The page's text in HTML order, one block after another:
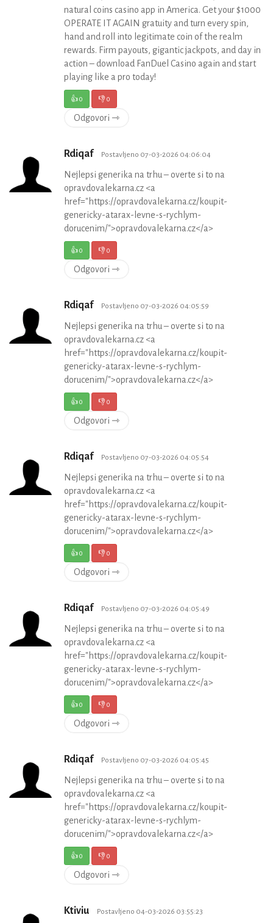
natural coins casino app in America. Get your $1000
OPERATE IT AGAIN gratuity and turn every spin,
hand and roll into legitimate coin of the realm
rewards. Firm payouts, gigantic jackpots, and day in
action – download FanDuel Casino again and start
playing like a pro today!
👍0 👎0
Odgovori ⇾
Rdiqaf Postavljeno 07-03-2026 04:06:04
Nejlepsi generika na trhu – overte si to na
opravdovalekarna.cz <a
href="https://opravdovalekarna.cz/koupit-
genericky-atarax-levne-s-rychlym-
dorucenim/">opravdovalekarna.cz</a>
👍0 👎0
Odgovori ⇾
Rdiqaf Postavljeno 07-03-2026 04:05:59
Nejlepsi generika na trhu – overte si to na
opravdovalekarna.cz <a
href="https://opravdovalekarna.cz/koupit-
genericky-atarax-levne-s-rychlym-
dorucenim/">opravdovalekarna.cz</a>
👍0 👎0
Odgovori ⇾
Rdiqaf Postavljeno 07-03-2026 04:05:54
Nejlepsi generika na trhu – overte si to na
opravdovalekarna.cz <a
href="https://opravdovalekarna.cz/koupit-
genericky-atarax-levne-s-rychlym-
dorucenim/">opravdovalekarna.cz</a>
👍0 👎0
Odgovori ⇾
Rdiqaf Postavljeno 07-03-2026 04:05:49
Nejlepsi generika na trhu – overte si to na
opravdovalekarna.cz <a
href="https://opravdovalekarna.cz/koupit-
genericky-atarax-levne-s-rychlym-
dorucenim/">opravdovalekarna.cz</a>
👍0 👎0
Odgovori ⇾
Rdiqaf Postavljeno 07-03-2026 04:05:45
Nejlepsi generika na trhu – overte si to na
opravdovalekarna.cz <a
href="https://opravdovalekarna.cz/koupit-
genericky-atarax-levne-s-rychlym-
dorucenim/">opravdovalekarna.cz</a>
👍0 👎0
Odgovori ⇾
Ktiviu Postavljeno 04-03-2026 03:55:23